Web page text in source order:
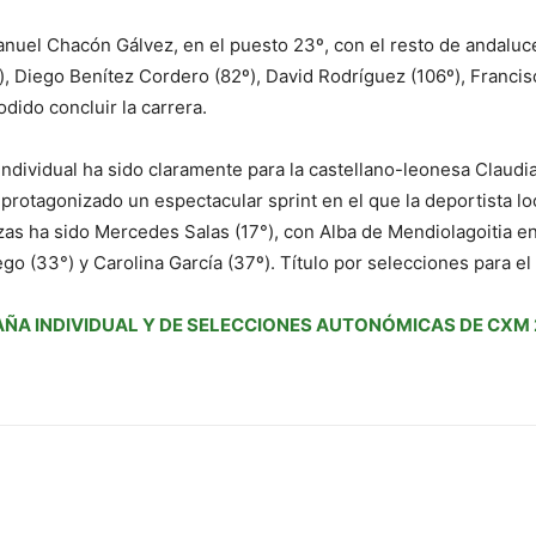
Chacón Gálvez, en el puesto 23º, con el resto de
Benítez Cordero (82º), David Rodríguez (106º),
concluir la carrera.
ha sido claramente para la castellano-leonesa
un espectacular sprint en el que la deportista
ha sido Mercedes Salas (17°), con Alba de Mendiolagoitia
(33°) y Carolina García (37º). Título por selecciones para el
INDIVIDUAL Y DE SELECCIONES AUTONÓMICAS DE